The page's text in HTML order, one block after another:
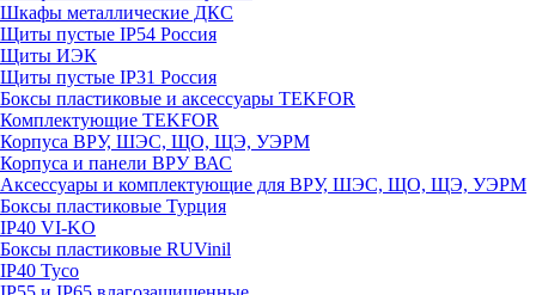
Шкафы металлические ДКС
Щиты пустые IP54 Россия
Щиты ИЭК
Щиты пустые IP31 Россия
Боксы пластиковые и аксессуары TEKFOR
Комплектующие TEKFOR
Корпуса ВРУ, ШЭС, ЩО, ЩЭ, УЭРМ
Корпуса и панели ВРУ ВАС
Аксессуары и комплектующие для ВРУ, ШЭС, ЩО, ЩЭ, УЭРМ
Боксы пластиковые Турция
IP40 VI-KO
Боксы пластиковые RUVinil
IP40 Тусо